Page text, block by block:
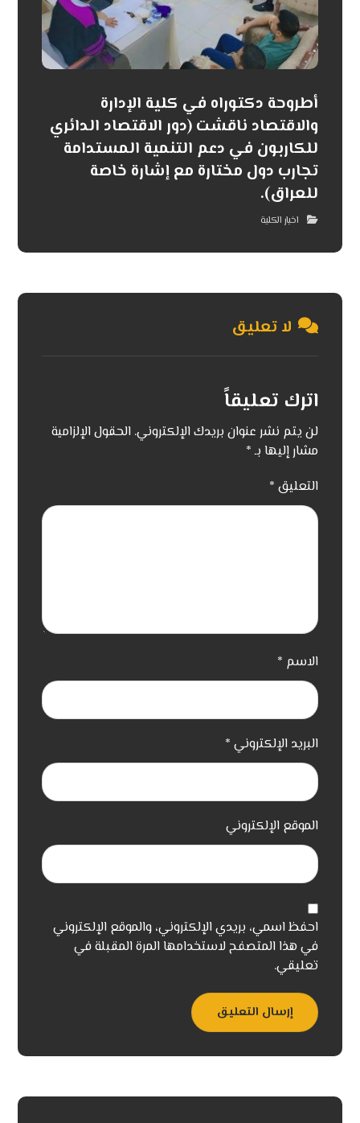
أطروحة دكتوراه في كلية الإدارة
والاقتصاد ناقشت (دور الاقتصاد الدائري
للكاربون في دعم التنمية المستدامة
تجارب دول مختارة مع إشارة خاصة
للعراق).
اخبار الكلية
لا تعليق
اترك تعليقاً
لن يتم نشر عنوان بريدك الإلكتروني. الحقول الإلزامية
مشار إليها بـ*
التعليق *
الاسم *
البريد الإلكتروني *
الموقع الإلكتروني
احفظ اسمي، بريدي الإلكتروني، والموقع الإلكتروني
في هذا المتصفح لاستخدامها المرة المقبلة في
تعليقي.
إرسال التعليق